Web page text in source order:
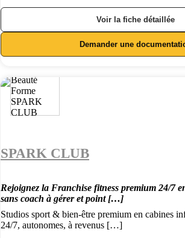
Voir la fiche détaillée
Demander une
SPARK CLUB
Rejoignez la Franchise fitness premium 24/7
sans coach à gérer et point […]
Studios sport & bien-être premium en cabines
24/7, autonomes, à revenus […]